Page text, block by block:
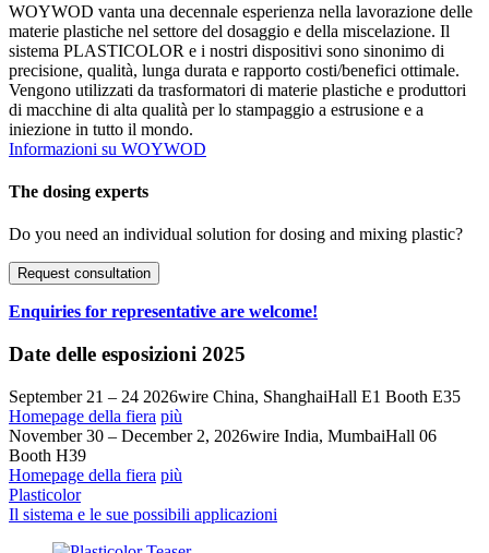
WOYWOD vanta una decennale esperienza nella lavorazione delle
materie plastiche nel settore del dosaggio e della miscelazione. Il
sistema PLASTICOLOR e i nostri dispositivi sono sinonimo di
precisione, qualità, lunga durata e rapporto costi/benefici ottimale.
Vengono utilizzati da trasformatori di materie plastiche e produttori
di macchine di alta qualità per lo stampaggio a estrusione e a
iniezione in tutto il mondo.
Informazioni su WOYWOD
The dosing­ experts
Do you need an individual solution for dosing and mixing plastic?
Request consultation
Enquiries for representative are welcome!
Date delle esposizioni 2025
September 21 – 24 2026wire China, ShanghaiHall E1 Booth E35
Homepage della fiera più
November 30 – December 2, 2026wire India, MumbaiHall 06
Booth H39
Homepage della fiera più
Plasticolor
Il sistema e le sue possibili applicazioni